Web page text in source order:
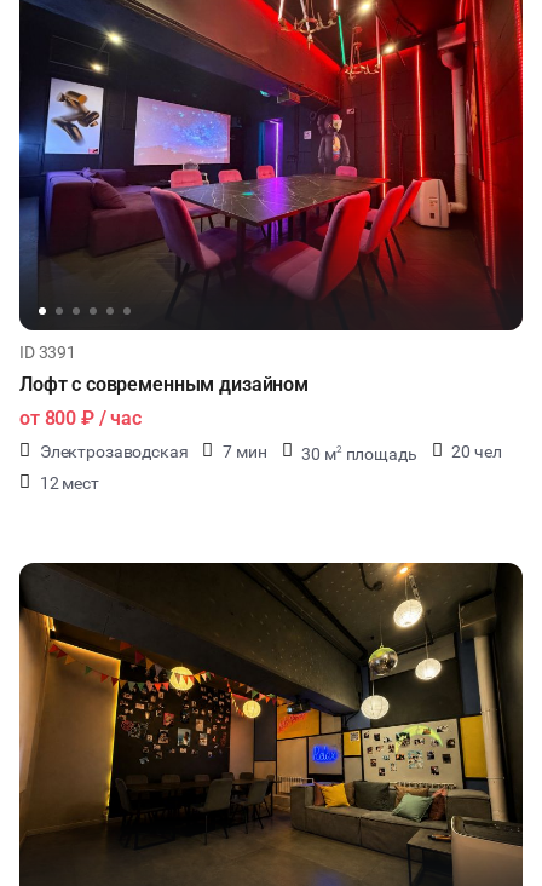
ID 3391
Лофт с современным дизайном
от 800 ₽/ час
Электрозаводская 7 мин 30 м2 площадь
20 чел
12 мест